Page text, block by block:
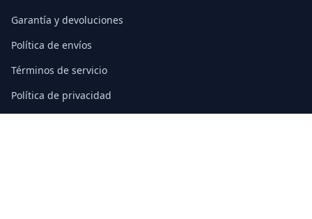
Garantía y devoluciones
Política de envíos
Términos de servicio
Política de privacidad